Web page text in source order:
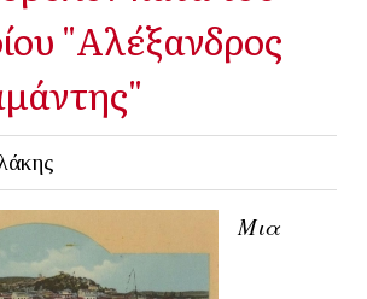
"Αλέξανδρος
Μια